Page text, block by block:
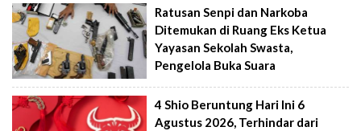
Ratusan Senpi dan Narkoba
Ditemukan di Ruang Eks Ketua
Yayasan Sekolah Swasta,
Pengelola Buka Suara
4 Shio Beruntung Hari Ini 6
Agustus 2026, Terhindar dari